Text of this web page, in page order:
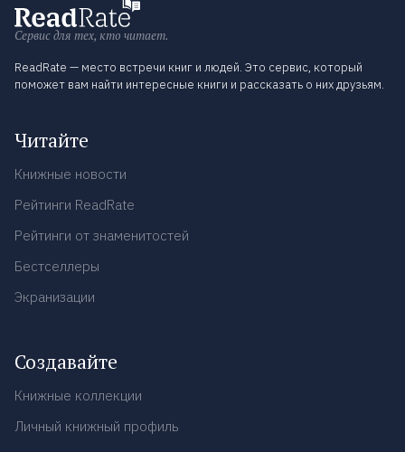
Сервис для тех, кто читает.
ReadRate — место встречи книг и людей. Это сервис, который
поможет вам найти интересные книги и рассказать о них друзьям.
Читайте
Книжные новости
Рейтинги ReadRate
Рейтинги от знаменитостей
Бестселлеры
Экранизации
Создавайте
Книжные коллекции
Личный книжный профиль